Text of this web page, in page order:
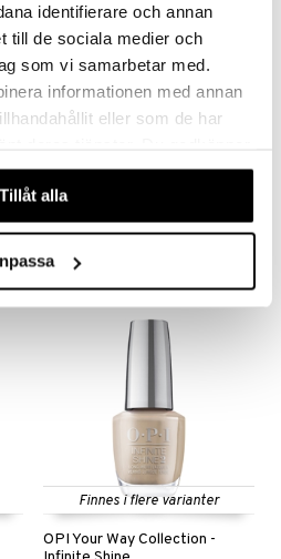
identifierare och annan
till de sociala medier och
som vi samarbetar med.
informationen med annan
eller som de har
av vår webbplats.
Tillåt alla
Negleserum fra OPI som reparerer neglekeratinen
OPI
kr 195
Finnes i flere varianter
OPI Your Way Collection -